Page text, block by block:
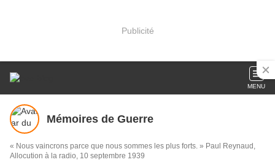
Publicité
MENU
Mémoires de Guerre
« Nous vaincrons parce que nous sommes les plus forts. » Paul Reynaud,
Allocution à la radio, 10 septembre 1939